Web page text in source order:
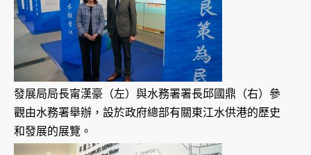
發展局局長甯漢豪（左）與水務署署長邱國鼎（右）參
觀由水務署舉辦，設於政府總部有關東江水供港的歷史
和發展的展覽。